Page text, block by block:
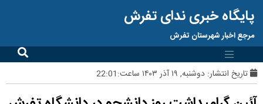
پایگاه خبری ندای تفرش
مرجع اخبار شهرستان تفرش
تاریخ انتشار: دوشنبه, ۱۹ آذر ۱۴۰۳ ساعت:22:01